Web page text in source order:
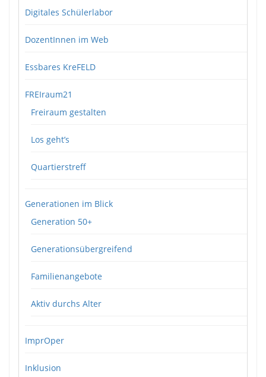
Digitales Schülerlabor
DozentInnen im Web
Essbares KreFELD
FREIraum21
Freiraum gestalten
Los geht’s
Quartierstreff
Generationen im Blick
Generation 50+
Generationsübergreifend
Familienangebote
Aktiv durchs Alter
ImprOper
Inklusion